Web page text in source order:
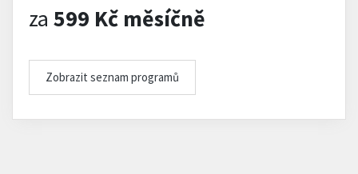
za 599 Kč měsíčně
Zobrazit seznam programů